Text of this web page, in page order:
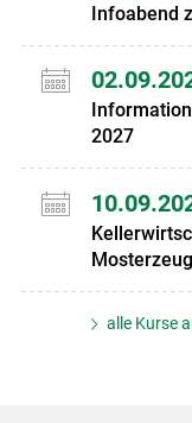
Infoabend
2027
alle Kurse